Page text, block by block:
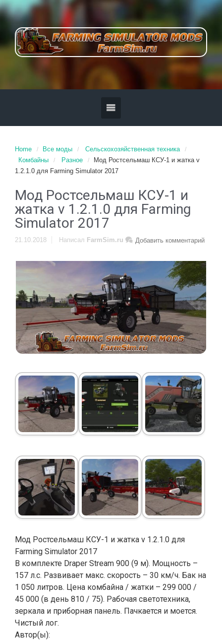
Home Все моды
Сельскохозяйственная техника
Комбайны
Разное
Мод Ростсельмаш КСУ-1 и жатка v
1.2.1.0 для Farming Simulator 2017
Мод Ростсельмаш КСУ-1 и
жатка v 1.2.1.0 для Farming
Simulator 2017
21.10.2018 Добавить комментарий
Написал FarmSim.ru
Мод Ростсельмаш КСУ-1 и жатка v 1.2.1.0 для
Farming Simulator 2017
В комплекте Draper Stream 900 (9 м). Мощность –
157 л.с. Развивает макс. скорость – 30 км/ч. Бак на
1 050 литров. Цена комбайна / жатки – 299 000 /
45 000 (в день 810 / 75). Рабочая светотехника,
зеркала и приборная панель. Пачкается и моется.
Чистый лог.
Автор(ы):